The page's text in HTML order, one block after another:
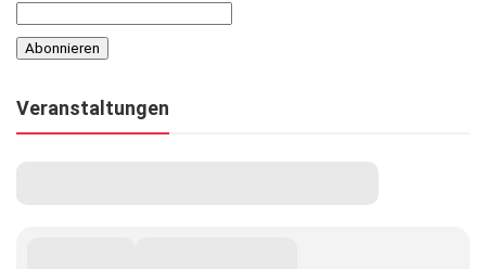
Veranstaltungen